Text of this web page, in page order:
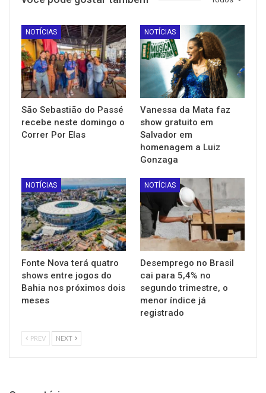
NOTÍCIAS
São Sebastião do Passé
recebe neste domingo o
Correr Por Elas
NOTÍCIAS
Vanessa da Mata faz
show gratuito em
Salvador em
homenagem a Luiz
Gonzaga
NOTÍCIAS
Fonte Nova terá quatro
shows entre jogos do
Bahia nos próximos dois
meses
NOTÍCIAS
Desemprego no Brasil
cai para 5,4% no
segundo trimestre, o
menor índice já
registrado
PREV NEXT